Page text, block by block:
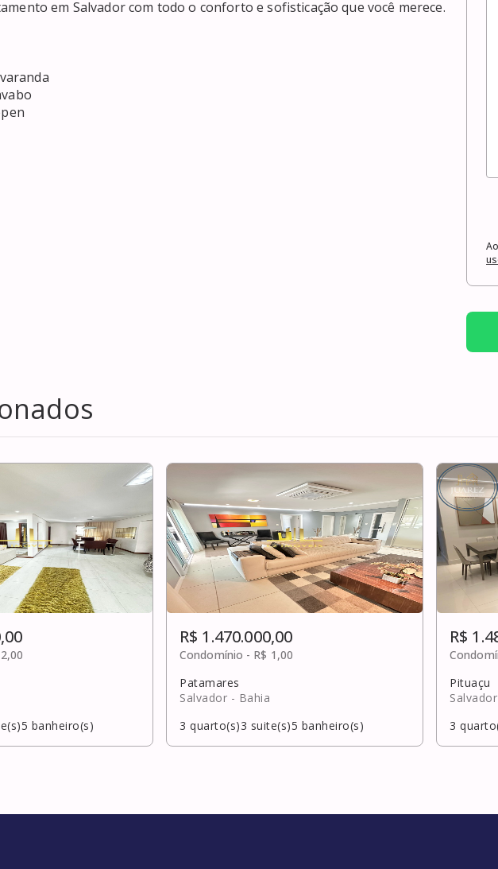
em Salvador com todo o conforto e sofisticação que você merece.
5 banheiro(s)
R$ 1.470.000,00
Condomínio - R$ 1,00
Patamares
Salvador - Bahia
3 quarto(s)3 suite(s)5 banheiro(s)
R$
Pituaçu
Salvador
3